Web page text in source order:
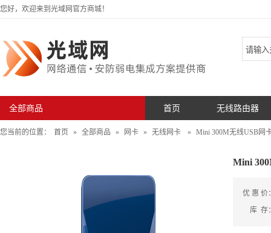
您好，欢迎来到光域网官方商城！
首页 无线路由器
全部商品
您当前的位置： 首页 » 全部商品 » 网卡 » 无线网卡 » Mini 300M无线USB网
Mini
优 惠 价
库 存